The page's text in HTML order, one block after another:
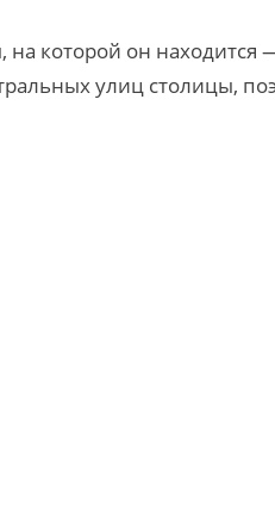
которой он
улиц столицы,